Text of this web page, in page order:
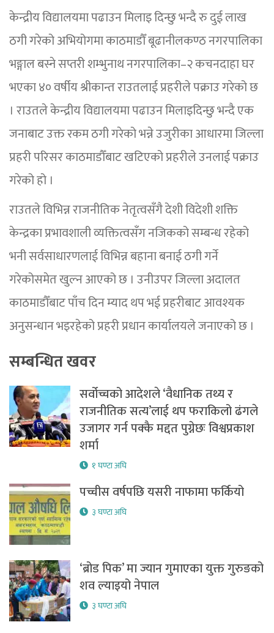
केन्द्रीय विद्यालयमा पढाउन मिलाइ दिन्छु भन्दै रु दुई लाख
ठगी गरेको अभियोगमा काठमाडौँ बूढानीलकण्ठ नगरपालिका
भङ्गाल बस्ने सप्तरी शम्भुनाथ नगरपालिका–२ कचनदाहा घर
भएका ४० वर्षीय श्रीकान्त राउतलाई प्रहरीले पक्राउ गरेको छ
। राउतले केन्द्रीय विद्यालयमा पढाउन मिलाइदिन्छु भन्दै एक
जनाबाट उक्त रकम ठगी गरेको भन्ने उजुरीका आधारमा जिल्ला
प्रहरी परिसर काठमाडौँबाट खटिएको प्रहरीले उनलाई पक्राउ
गरेको हो ।
राउतले विभिन्न राजनीतिक नेतृत्वसँगै देशी विदेशी शक्ति
केन्द्रका प्रभावशाली व्यक्तित्वसँग नजिकको सम्बन्ध रहेको
भनी सर्वसाधारणलाई विभिन्न बहाना बनाई ठगी गर्ने
गरेकोसमेत खुल्न आएको छ । उनीउपर जिल्ला अदालत
काठमाडौँबाट पाँच दिन म्याद थप भई प्रहरीबाट आवश्यक
अनुसन्धान भइरहेको प्रहरी प्रधान कार्यालयले जनाएको छ ।
सम्बन्धित खवर
सर्वोच्चको आदेशले ‘वैधानिक तथ्य र
राजनीतिक सत्य’लाई थप फराकिलो ढंगले
उजागर गर्न पक्कै मद्दत पुग्नेछः विश्वप्रकाश
शर्मा
१ घण्टा अघि
पच्चीस वर्षपछि यसरी नाफामा फर्कियो
३ घण्टा अघि
‘ब्रोड पिक’ मा ज्यान गुमाएका युक्त गुरुङको
शव ल्याइयो नेपाल
३ घण्टा अघि